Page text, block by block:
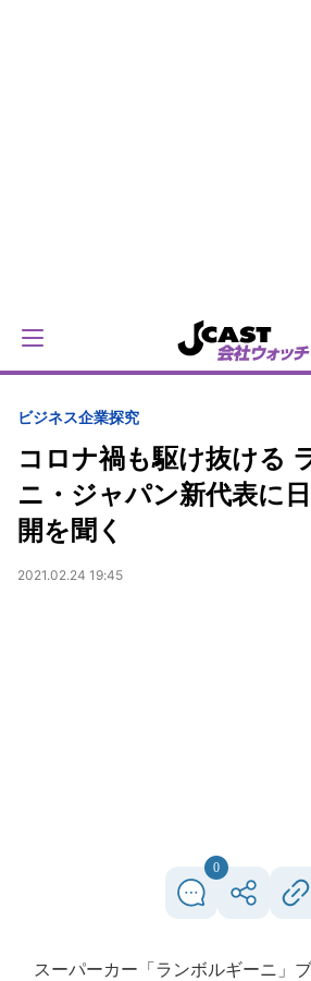
ビジネス企業探究
コロナ禍も駆け抜ける
ニ・ジャパン新代表に
開を聞く
2021.02.24 19:45
0
スーパーカー「ランボルギーニ」